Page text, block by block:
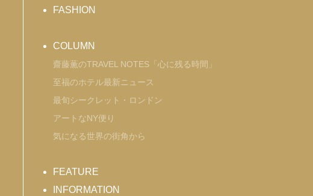
FASHION
COLUMN
齋藤薫のTRAVEL NOTES「心に残る時間」
至福のホテル最新ニュース
最旬シークレット・ロンドン
アートなNY便り
気になる世界の街角から
FEATURE
INFORMATION